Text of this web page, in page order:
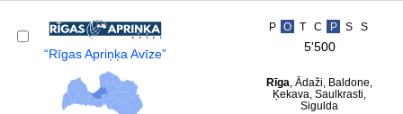
“Rīgas Apriņķa Avīze”
P O T C P S S
5'500
Rīga, Ādaži, Baldone,
Ķekava, Saulkrasti,
Sigulda